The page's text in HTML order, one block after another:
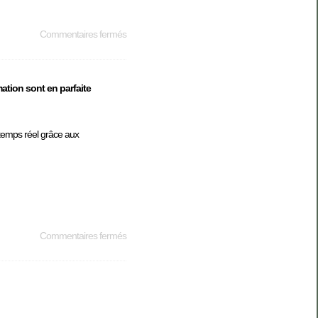
Commentaires fermés
sont en parfaite
réel grâce aux
Commentaires fermés